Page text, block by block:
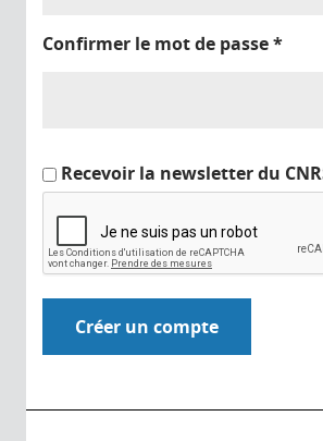
Confirmer le mot de passe*
Recevoir la newsletter du